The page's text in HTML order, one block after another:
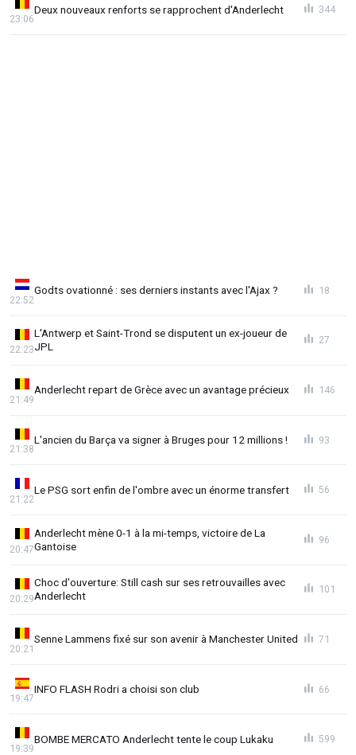
Deux nouveaux renforts se rapprochent d'Anderlecht
23:06
344
Godts ovationné : ses derniers instants avec l'Ajax ?
22:52
18
L'Antwerp et Saint-Trond se disputent un ex-joueur de
JPL
22:23
27
Anderlecht repart de Grèce avec un avantage précieux
21:49
146
L'ancien du Barça va signer à Bruges pour 12 millions !
21:38
93
Le PSG sort enfin de l'ombre avec un énorme transfert
21:22
56
Anderlecht mène 0-1 à la mi-temps, victoire de La
Gantoise
20:47
96
Choc d'ouverture: Still cash sur ses retrouvailles avec
Anderlecht
20:29
101
Senne Lammens fixé sur son avenir à Manchester United
20:21
71
INFO FLASH Rodri a choisi son club
19:47
66
BOMBE MERCATO Anderlecht tente le coup Lukaku
19:39
599